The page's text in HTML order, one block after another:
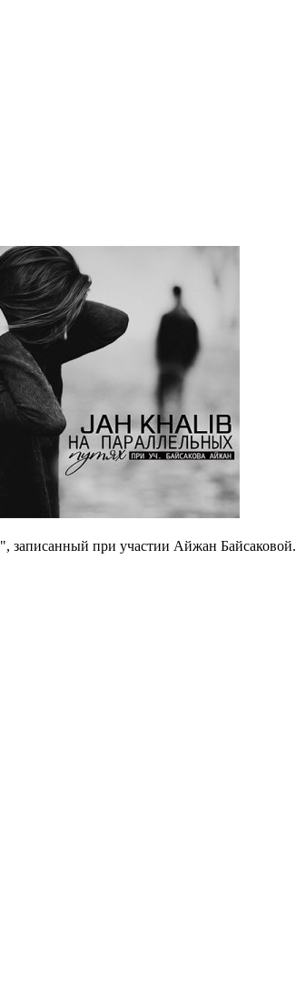
записанный при участии Айжан Байсаковой.